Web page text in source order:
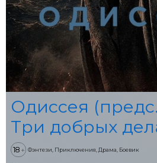
Одиссея
Три добрых
18 + Фэнтези, Приключения, Драма, Боевик